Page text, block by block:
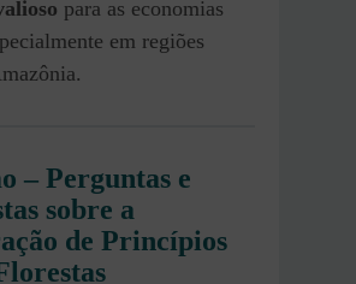
para as economias
em regiões
– Perguntas e
sobre a
de Princípios